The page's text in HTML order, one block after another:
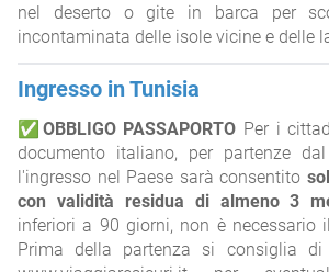
nel deserto o gite in barca per
incontaminata delle isole vicine e delle
Ingresso in Tunisia
✅ OBBLIGO PASSAPORTO Per i
documento italiano, per partenze
l'ingresso nel Paese sarà consentito
con validità residua di almeno 3
inferiori a 90 giorni, non è necessario
Prima della partenza si consiglia